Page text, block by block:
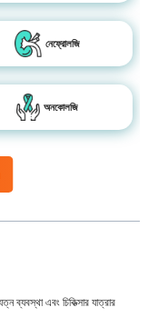
নেফ্রোলজি
অনকোলজি
ব্যবস্থা এবং চিকিত্সার যাত্রার